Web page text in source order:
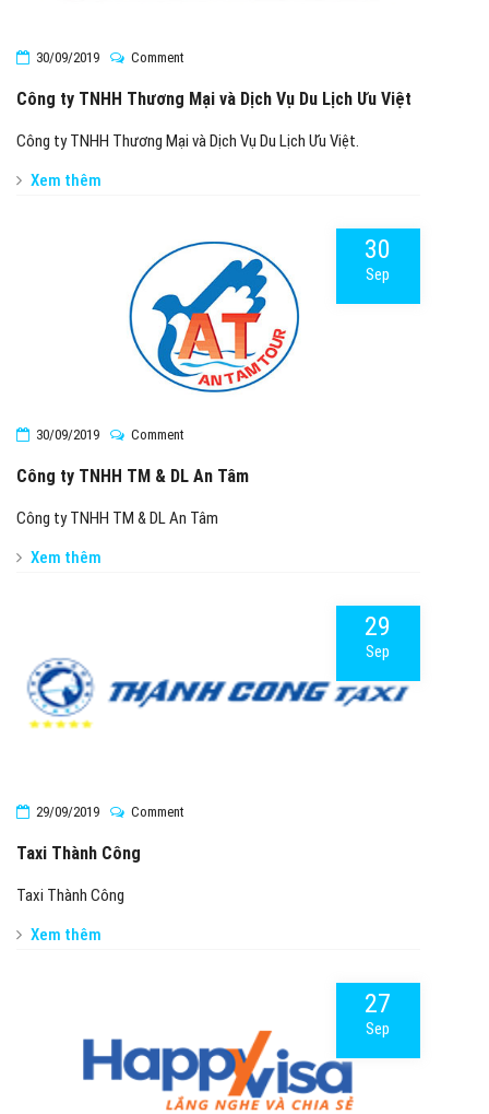
30/09/2019 Comment
Công ty TNHH Thương Mại và Dịch Vụ Du Lịch Ưu Việt
Công ty TNHH Thương Mại và Dịch Vụ Du Lịch Ưu Việt.
Xem thêm
30/09/2019 Comment
Công ty TNHH TM & DL An Tâm
Công ty TNHH TM & DL An Tâm
Xem thêm
30
Sep
29/09/2019 Comment
Taxi Thành Công
Taxi Thành Công
Xem thêm
29
Sep
27
Sep